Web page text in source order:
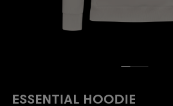
ESSENTIAL HOODIE